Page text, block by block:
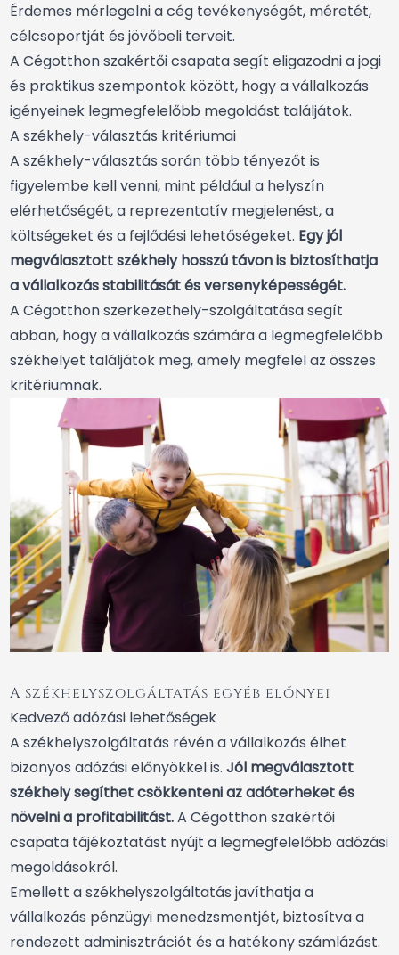
Érdemes mérlegelni a cég tevékenységét, méretét,
célcsoportját és jövőbeli terveit.
A Cégotthon szakértői csapata segít eligazodni a jogi
és praktikus szempontok között, hogy a vállalkozás
igényeinek legmegfelelőbb megoldást találjátok.
A székhely-választás kritériumai
A székhely-választás során több tényezőt is
figyelembe kell venni, mint például a helyszín
elérhetőségét, a reprezentatív megjelenést, a
költségeket és a fejlődési lehetőségeket. Egy jól
megválasztott székhely hosszú távon is biztosíthatja
a vállalkozás stabilitását és versenyképességét.
A Cégotthon szerkezethely-szolgáltatása segít
abban, hogy a vállalkozás számára a legmegfelelőbb
székhelyet találjátok meg, amely megfelel az összes
kritériumnak.
A székhelyszolgáltatás egyéb előnyei
Kedvező adózási lehetőségek
A székhelyszolgáltatás révén a vállalkozás élhet
bizonyos adózási előnyökkel is. Jól megválasztott
székhely segíthet csökkenteni az adóterheket és
növelni a profitabilitást.A Cégotthon szakértői
csapata tájékoztatást nyújt a legmegfelelőbb adózási
megoldásokról.
Emellett a székhelyszolgáltatás javíthatja a
vállalkozás pénzügyi menedzsmentjét, biztosítva a
rendezett adminisztrációt és a hatékony számlázást.